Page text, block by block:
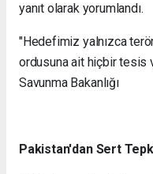
yanıt olarak yorumlandı.
"Hedefimiz yalnızca
ordusuna ait hiçbir tesis
Savunma Bakanlığı
Pakistan'dan Sert